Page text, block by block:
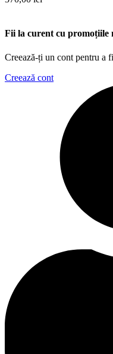
Fii la curent cu promoțiile
Creează-ți un cont pentru a
Creează cont